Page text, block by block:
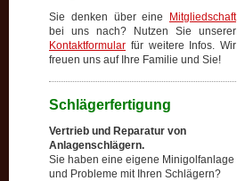
Sie denken über eine
Mitgliedschaft
bei uns nach? Nutzen Sie unserer
Kontaktformular für weitere Infos. Wir
freuen uns auf Ihre Familie und Sie!
Schlägerfertigung
Vertrieb und Reparatur von
Anlagenschlägern.
Sie haben eine eigene Minigolfanlage
und Probleme mit Ihren Schlägern?